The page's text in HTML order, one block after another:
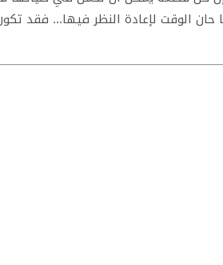
حان الوقت لإعادة النظر فيها... فقد